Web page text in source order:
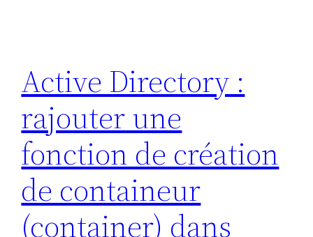
Active Directory :
rajouter une
fonction de création
de containeur
(container) dans